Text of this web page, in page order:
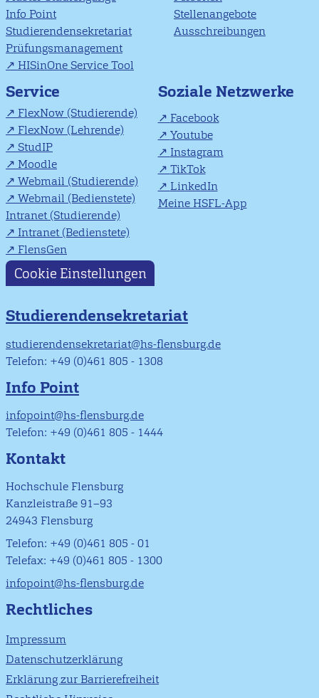
Info Point
Studierendensekretariat
Prüfungsmanagement
HISinOne Service Tool
Stellenangebote
Ausschreibungen
Service
FlexNow (Studierende)
FlexNow (Lehrende)
StudIP
Moodle
Webmail (Studierende)
Webmail (Bedienstete)
Intranet (Studierende)
Intranet (Bedienstete)
FlensGen
Soziale Netzwerke
Facebook
Youtube
Instagram
TikTok
LinkedIn
Meine HSFL-App
Cookie Einstellungen
Studierendensekretariat
studierendensekretariat@hs-flensburg.de
Telefon: +49 (0)461 805 - 1308
Info Point
infopoint@hs-flensburg.de
Telefon: +49 (0)461 805 - 1444
Kontakt
Hochschule Flensburg
Kanzleistraße 91–93
24943 Flensburg
Telefon: +49 (0)461 805 - 01
Telefax: +49 (0)461 805 - 1300
infopoint@hs-flensburg.de
Rechtliches
Impressum
Datenschutzerklärung
Erklärung zur Barrierefreiheit